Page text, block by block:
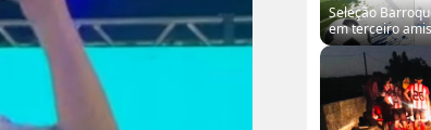
Jogador
Coité e é